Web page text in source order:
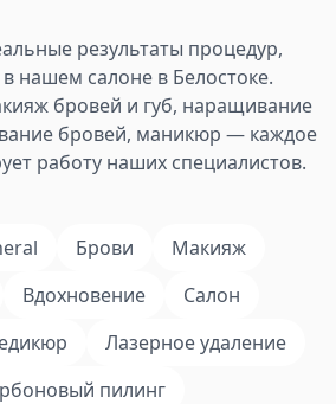
результаты процедур,
нашем салоне в Белостоке.
бровей и губ, наращивание
бровей, маникюр — каждое
работу наших специалистов.
Брови
Макияж
Вдохновение
Салон
Лазерное удаление
пилинг